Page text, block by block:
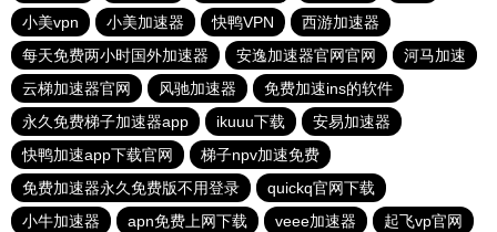
小美vpn
小美加速器 快鸭VPN
西游加速器
每天免费两小时国外加速器
安逸加速器官网官网
河马加速
云梯加速器官网
风驰加速器
免费加速ins的软件
永久免费梯子加速器app
ikuuu下载
安易加速器
快鸭加速app下载官网
梯子npv加速免费
免费加速器永久免费版不用登录
quickq官网下载
小牛加速器
apn免费上网下载 veee加速器
起飞vp官网